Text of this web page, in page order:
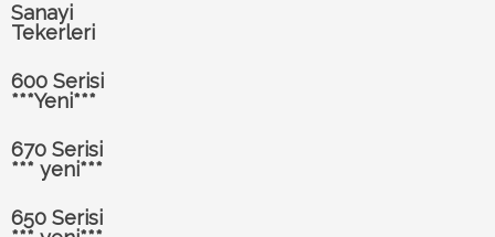
Sanayi
Tekerleri
600 Serisi
***Yeni***
670 Serisi
*** yeni***
650 Serisi